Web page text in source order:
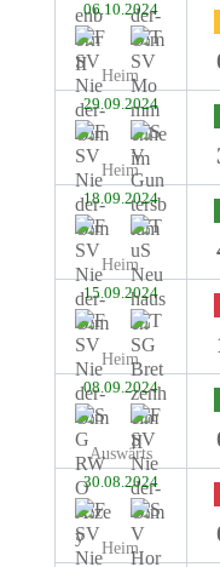
06.10.2024
Heim
29.09.2024
Heim
18.09.2024
Heim
15.09.2024
Heim
08.09.2024
Auswärts
30.08.2024
Heim